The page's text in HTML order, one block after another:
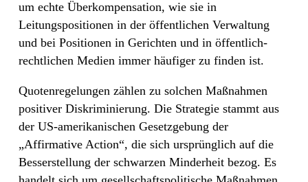
um echte Überkompensation, wie sie in
Leitungspositionen in der öffentlichen Verwaltung
und bei Positionen in Gerichten und in öffentlich-
rechtlichen Medien immer häufiger zu finden ist.
Quotenregelungen zählen zu solchen Maßnahmen
positiver Diskriminierung. Die Strategie stammt aus
der US-amerikanischen Gesetzgebung der
„Affirmative Action“, die sich ursprünglich auf die
Besserstellung der schwarzen Minderheit bezog. Es